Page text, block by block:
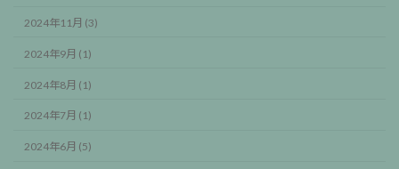
2024年11月 (3)
2024年9月 (1)
2024年8月 (1)
2024年7月 (1)
2024年6月 (5)